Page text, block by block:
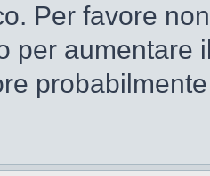
Per favore
per aumentare